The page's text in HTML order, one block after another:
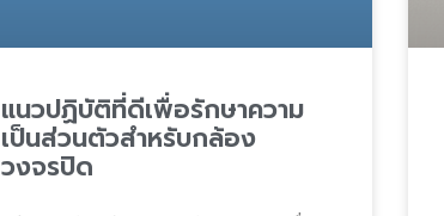
แนวปฏิบัติที่ดีเพื่อรักษาความ
เป็นส่วนตัวสำหรับกล้อง
วงจรปิด